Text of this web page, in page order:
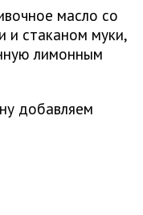
масло со
и стаканом муки,
лимонным
добавляем